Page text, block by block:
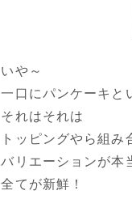
いや～
一口にパンケーキと
それはそれは
トッピングやら組み
バリエーションが本
全てが新鮮！